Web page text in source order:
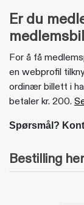
Er du
For å få
en webprofil
ordinær billett i
betaler kr. 200.
Spørsmål?
Bestilling her